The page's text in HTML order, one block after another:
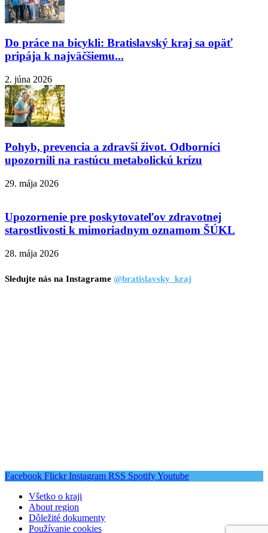
Do práce na bicykli: Bratislavský kraj sa opäť
pripája k najväčšiemu...
2. júna 2026
Pohyb, prevencia a zdravší život. Odborníci
upozornili na rastúcu metabolickú krízu
29. mája 2026
Upozornenie pre poskytovateľov zdravotnej
starostlivosti k mimoriadnym oznamom ŠÚKL
28. mája 2026
Sledujte nás na Instagrame @bratislavsky_kraj
Facebook Flickr Instagram RSS SpotifyYoutube
Všetko o kraji
About region
Dôležité dokumenty
Používanie cookies